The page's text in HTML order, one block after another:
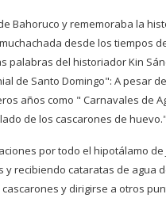
Bahoruco y rememoraba la
desde los tiempos
palabras del historiador Kin
de Santo Domingo": A pesar
años como " Carnavales de
de los cascarones de huevo."
por todo el hipotálamo de
recibiendo cataratas de agua
y dirigirse a otros